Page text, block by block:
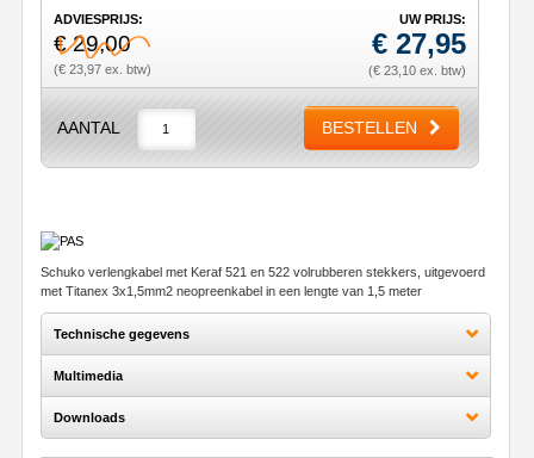
ADVIESPRIJS:
€ 29,00
(€ 23,97 ex. btw)
UW PRIJS:
€ 27,95
(€ 23,10 ex. btw)
AANTAL BESTELLEN
Schuko verlengkabel met Keraf 521 en 522 volrubberen stekkers, uitgevoerd
met Titanex 3x1,5mm2 neopreenkabel in een lengte van 1,5 meter
Technische gegevens
Multimedia
Downloads